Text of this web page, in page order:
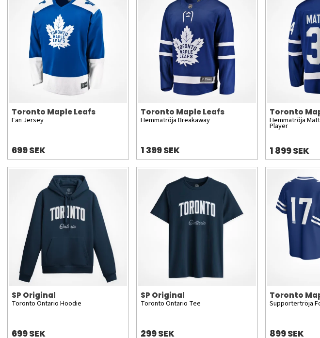
Toronto Maple Leafs
Fan Jersey
699 SEK
Toronto Maple Leafs
Hemmatröja Breakaway
1 399 SEK
Toronto
Hemmatröja
Player
1 899 SEK
SP Original
Toronto Ontario Hoodie
699 SEK
SP Original
Toronto Ontario Tee
299 SEK
Toronto
Supportertröja
899 SEK